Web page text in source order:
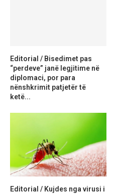
Editorial / Bisedimet pas
“perdeve” janë legjitime në
diplomaci, por para
nënshkrimit patjetër të
ketë...
Editorial / Kujdes nga virusi i